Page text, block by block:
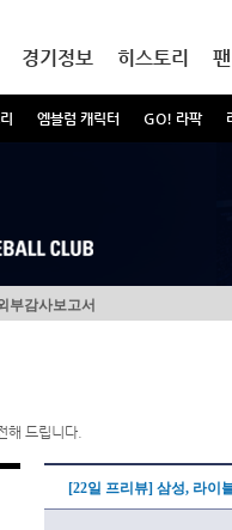
엠블럼 캐릭터 GO! 라팍
경기정보 히스토리 팬
부감사보고서
해 드립니다.
[22일 프리뷰] 삼성, 라이